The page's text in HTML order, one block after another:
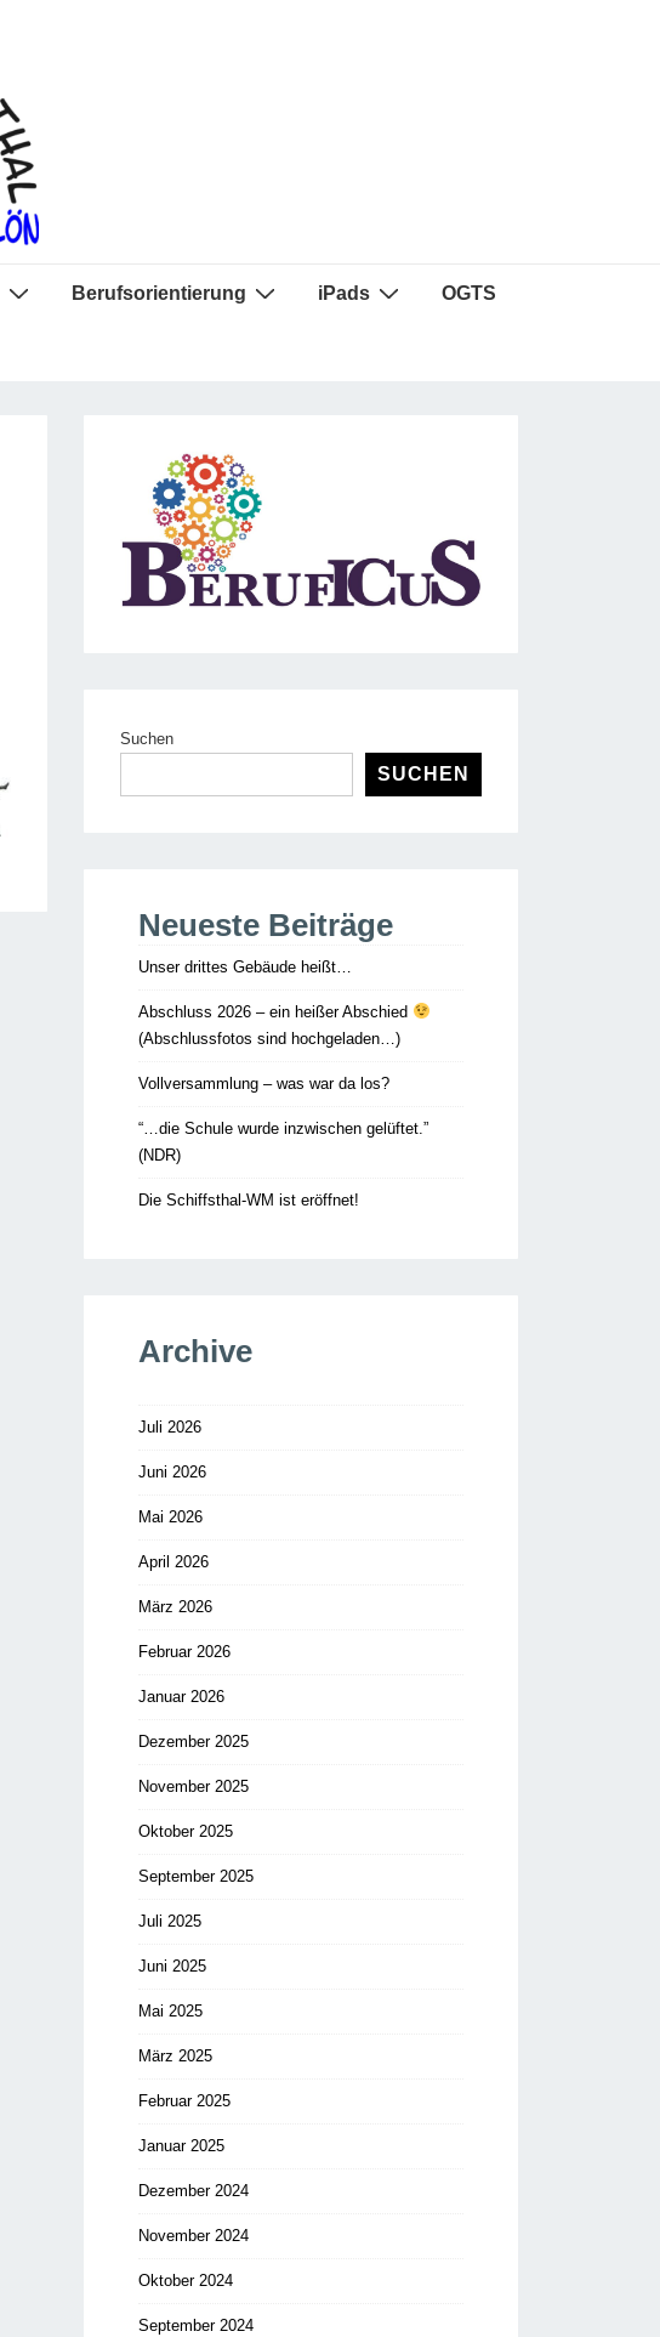
Berufsorientierung iPads OGTS
Suchen
SUCHEN
Neueste Beiträge
Unser drittes Gebäude heißt…
Abschluss 2026 – ein heißer Abschied
(Abschlussfotos sind hochgeladen…)
Vollversammlung – was war da los?
“…die Schule wurde inzwischen gelüftet.”
(NDR)
Die Schiffsthal-WM ist eröffnet!
Archive
Juli 2026
Juni 2026
Mai 2026
April 2026
März 2026
Februar 2026
Januar 2026
Dezember 2025
November 2025
Oktober 2025
September 2025
Juli 2025
Juni 2025
Mai 2025
März 2025
Februar 2025
Januar 2025
Dezember 2024
November 2024
Oktober 2024
September 2024